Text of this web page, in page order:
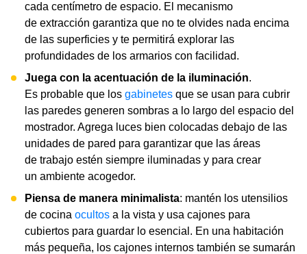
cada centímetro de espacio. El mecanismo
de extracción garantiza que no te olvides nada encima
de las superficies y te permitirá explorar las
profundidades de los armarios con facilidad.
Juega con la acentuación de la iluminación.
Es probable que los gabinetes que se usan para cubrir
las paredes generen sombras a lo largo del espacio del
mostrador. Agrega luces bien colocadas debajo de las
unidades de pared para garantizar que las áreas
de trabajo estén siempre iluminadas y para crear
un ambiente acogedor.
Piensa de manera minimalista: mantén los utensilios
de cocina ocultos a la vista y usa cajones para
cubiertos para guardar lo esencial. En una habitación
más pequeña, los cajones internos también se sumarán